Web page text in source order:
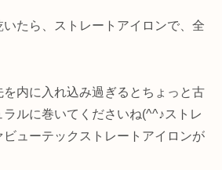
いたら、ストレートアイロンで、全
内に入れ込み過ぎるとちょっと古
ルに巻いてくださいね(^^♪ストレ
ューテックストレートアイロンが